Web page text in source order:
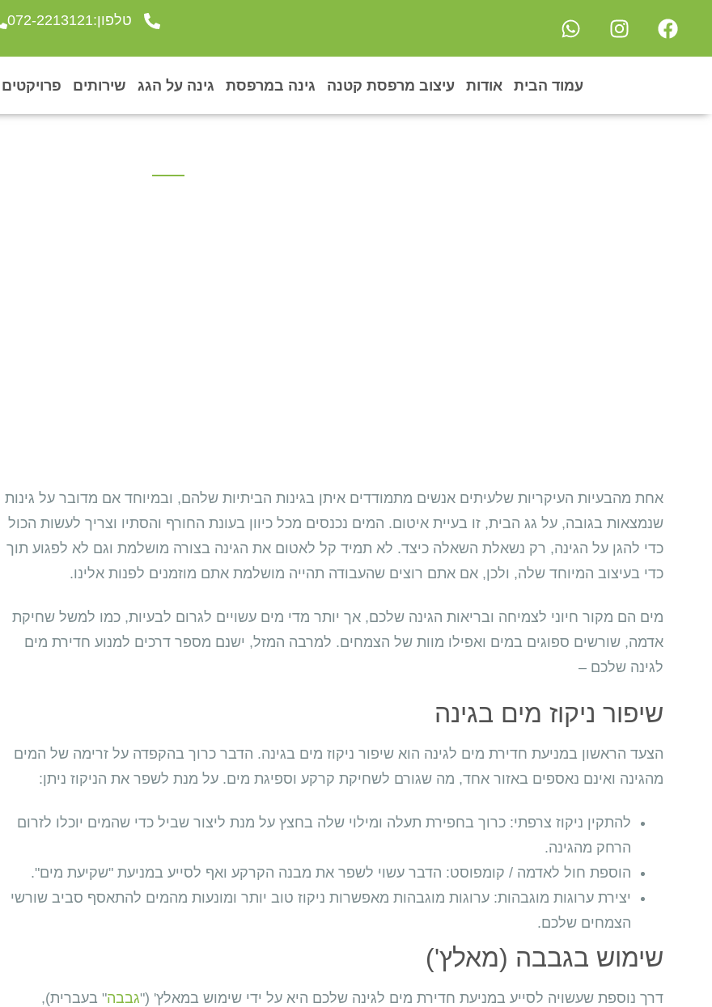
טלפון:072-2213121
עמוד הבית אודות עיצוב מרפסת קטנה גינה במרפסת גינה על הגג שירותים פרויקטים
אחת מהבעיות העיקריות שלעיתים אנשים מתמודדים איתן בגינות הביתיות שלהם, ובמיוחד אם מדובר על גינות
שנמצאות בגובה, על גג הבית, זו בעיית איטום. המים נכנסים מכל כיוון בעונת החורף והסתיו וצריך לעשות הכול
כדי להגן על הגינה, רק נשאלת השאלה כיצד. לא תמיד קל לאטום את הגינה בצורה מושלמת וגם לא לפגוע תוך
כדי בעיצוב המיוחד שלה, ולכן, אם אתם רוצים שהעבודה תהייה מושלמת אתם מוזמנים לפנות אלינו.
מים הם מקור חיוני לצמיחה ובריאות הגינה שלכם, אך יותר מדי מים עשויים לגרום לבעיות, כמו למשל שחיקת
אדמה, שורשים ספוגים במים ואפילו מוות של הצמחים. למרבה המזל, ישנם מספר דרכים למנוע חדירת מים
לגינה שלכם –
שיפור ניקוז מים בגינה
הצעד הראשון במניעת חדירת מים לגינה הוא שיפור ניקוז מים בגינה. הדבר כרוך בהקפדה על זרימה של המים
מהגינה ואינם נאספים באזור אחד, מה שגורם לשחיקת קרקע וספיגת מים. על מנת לשפר את הניקוז ניתן:
להתקין ניקוז צרפתי: כרוך בחפירת תעלה ומילוי שלה בחצץ על מנת ליצור שביל כדי שהמים יוכלו לזרום
הרחק מהגינה.
הוספת חול לאדמה / קומפוסט: הדבר עשוי לשפר את מבנה הקרקע ואף לסייע במניעת "שקיעת מים".
יצירת ערוגות מוגבהות: ערוגות מוגבהות מאפשרות ניקוז טוב יותר ומונעות מהמים להתאסף סביב שורשי
הצמחים שלכם.
שימוש בגבבה (מאלץ')
דרך נוספת שעשויה לסייע במניעת חדירת מים לגינה שלכם היא על ידי שימוש במאלץ' ("גבבה" בעברית),